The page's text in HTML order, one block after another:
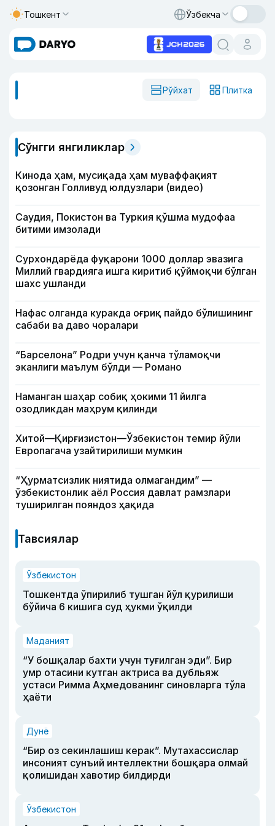
Тошкент Ўзбекча
Рўйхат Плитка
Сўнгги янгиликлар
Кинода ҳам, мусиқада ҳам муваффақият
қозонган Голливуд юлдузлари (видео)
Саудия, Покистон ва Туркия қўшма мудофаа
битими имзолади
Сурхондарёда фуқарони 1000 доллар эвазига
Миллий гвардияга ишга киритиб қўймоқчи бўлган
шахс ушланди
Нафас олганда куракда оғриқ пайдо бўлишининг
сабаби ва даво чоралари
“Барселона” Родри учун қанча тўламоқчи
эканлиги маълум бўлди — Романо
Наманган шаҳар собиқ ҳокими 11 йилга
озодликдан маҳрум қилинди
Хитой—Қирғизистон—Ўзбекистон темир йўли
Европагача узайтирилиши мумкин
“Ҳурматсизлик ниятида олмагандим” —
ўзбекистонлик аёл Россия давлат рамзлари
туширилган пояндоз ҳақида
Тавсиялар
Ўзбекистон
Тошкентда ўпирилиб тушган йўл қурилиши
бўйича 6 кишига суд ҳукми ўқилди
Маданият
“У бошқалар бахти учун туғилган эди”. Бир
умр отасини кутган актриса ва дубльяж
устаси Римма Аҳмедованинг синовларга тўла
ҳаёти
Дунё
“Бир оз секинлашиш керак”. Мутахассислар
инсоният сунъий интеллектни бошқара олмай
қолишидан хавотир билдирди
Ўзбекистон